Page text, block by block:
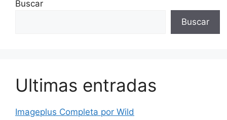
Buscar
Buscar
Ultimas entradas
Imageplus Completa por Wild